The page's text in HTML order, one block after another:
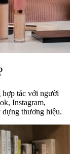
tác với người
Instagram,
dựng thương hiệu.